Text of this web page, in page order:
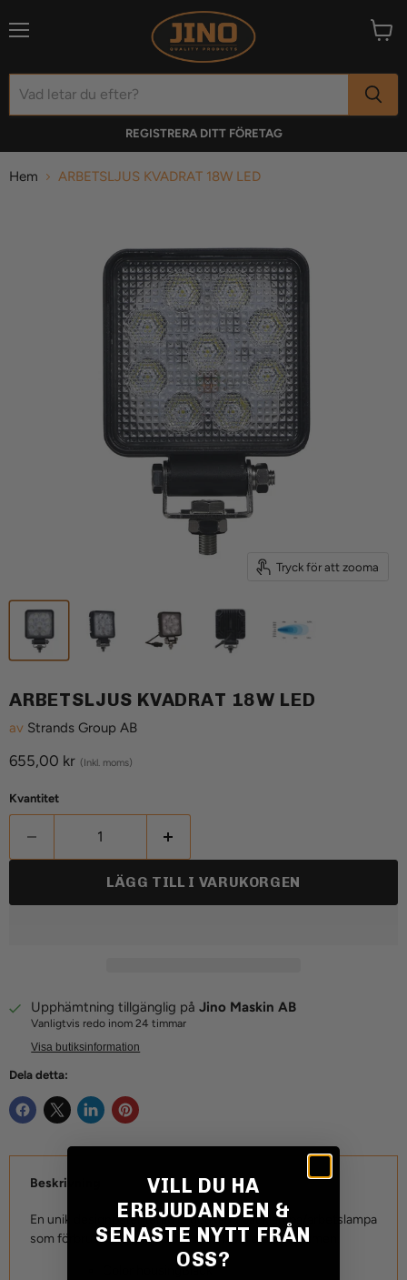
REGISTRERA DITT FÖRETAG
Hem ARBETSLJUS KVADRAT 18W LED
Tryck för att zooma
ARBETSLJUS KVADRAT 18W LED
av Strands Group AB
Aktuellt pris
655,00 kr (Inkl. moms)
Kvantitet
LÄGG TILL I VARUKORGEN
Upphämtning tillgänglig påJino Maskin AB
Vanligtvis redo inom 24 timmar
Visa butiksinformation
Dela detta:
Beskrivning
En unik designpatenterad E-godkänd backlampa/arbetslampa
som förbrukar mindre ström, men levererar mer lumen.
Color housingBlack
VILL DU HA
ERBJUDANDEN &
SENASTE NYTT FRÅN
OSS?